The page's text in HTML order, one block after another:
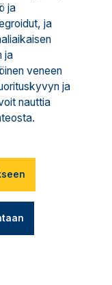
ja
ja
ja
veneen
ja
nauttia